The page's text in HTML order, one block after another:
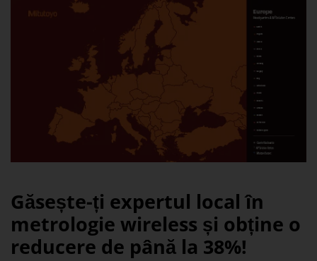
Găsește-ți expertul local în
metrologie wireless și obține o
reducere de până la 38%!